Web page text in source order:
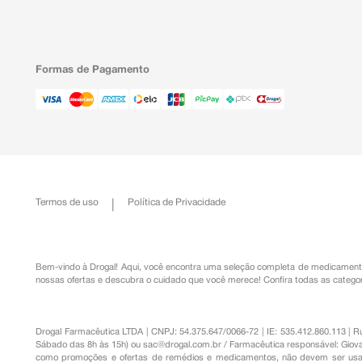
Formas de Pagamento
Termos de uso Política de Privacidade
Bem-vindo à Drogal! Aqui, você encontra uma seleção completa de
nossas ofertas e descubra o cuidado que você merece! Confira todas as
Drogal Farmacêutica LTDA | CNPJ: 54.375.647/0066-72 | IE: 535.412.860.113
Sábado das 8h às 15h) ousac@drogal.com.br / Farmacêutica responsável:
como promoções e ofertas de remédios e medicamentos, não devem ser